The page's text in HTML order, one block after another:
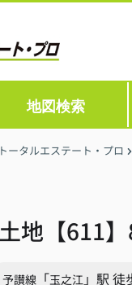
地図検索
ータルエステート・プロ
地【611
予讃線 「玉之江 」駅 徒